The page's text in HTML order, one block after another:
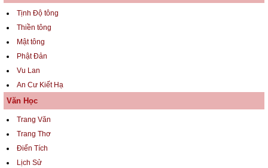
Tịnh Độ tông
Thiền tông
Mật tông
Phật Đản
Vu Lan
An Cư Kiết Hạ
Văn Học
Trang Văn
Trang Thơ
Điển Tích
Lịch Sử